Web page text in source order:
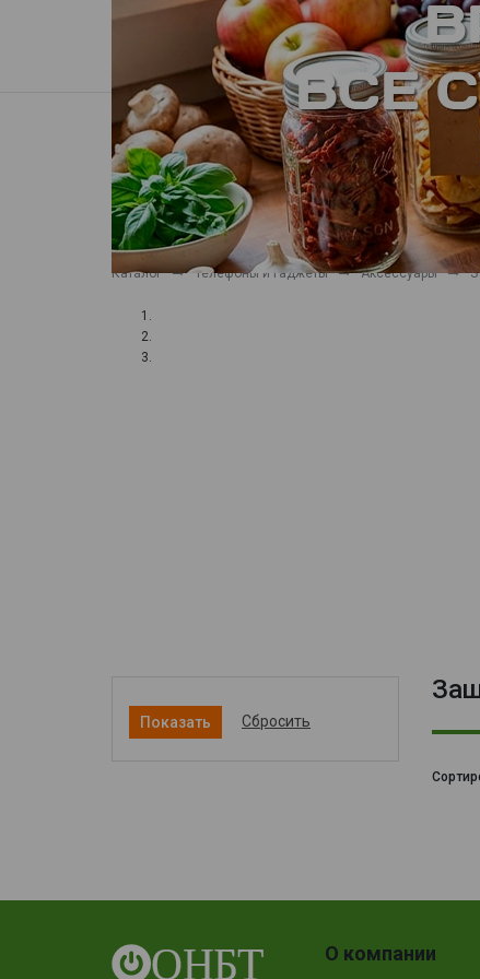
Пункты выдачи Доставка Гарантия, сервис
Нерехта
КАТАЛОГ ТОВАРОВ Все товары
Каталог Телефоны и гаджеты Аксессуары
Сбросить
О компании